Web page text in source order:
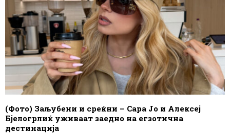
(Фото) Заљубени и среќни – Сара Јо и Алексеј
Бјелогрлиќ уживаат заедно на егзотична
дестинација